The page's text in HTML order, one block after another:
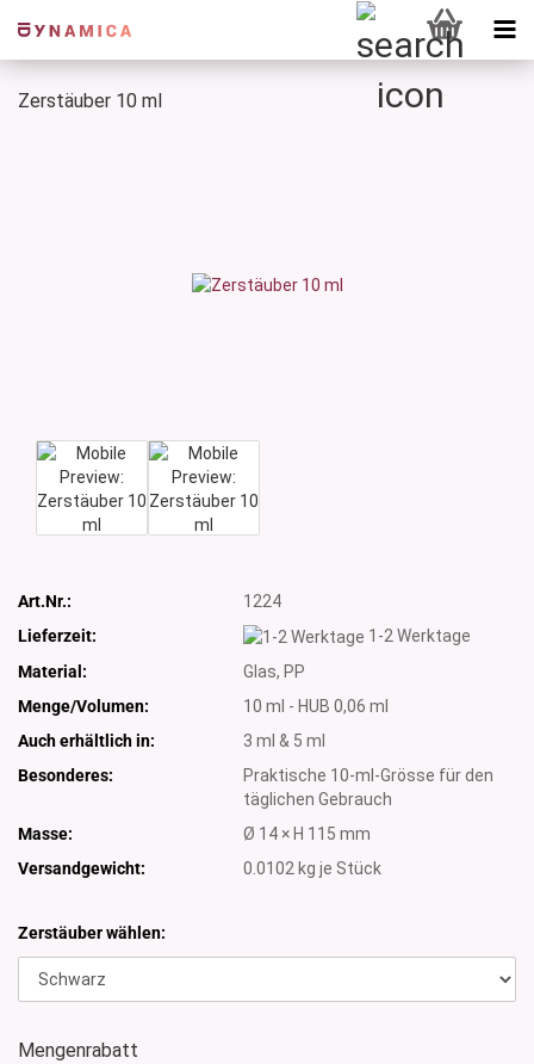
Zerstäuber 10 ml
Art.Nr.:
1224
Lieferzeit:
1-2 Werktage
Material:
Glas, PP
Menge/Volumen:
10 ml - HUB 0,06 ml
Auch erhältlich in:
3 ml & 5 ml
Besonderes:
Praktische 10-ml-Grösse für den
täglichen Gebrauch
Masse:
Ø 14 × H 115 mm
Versandgewicht:
0.0102 kg je Stück
Zerstäuber wählen:
Mengenrabatt